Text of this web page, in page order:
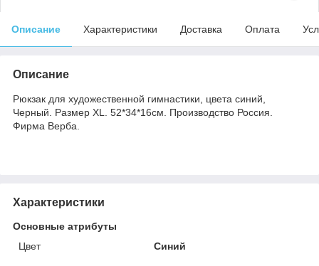
Описание Характеристики Доставка Оплата
Описание
Рюкзак для художественной гимнастики, цвета синий,
Черный. Размер XL. 52*34*16см. Производство Россия.
Фирма Верба.
Характеристики
Основные атрибуты
Цвет
Синий